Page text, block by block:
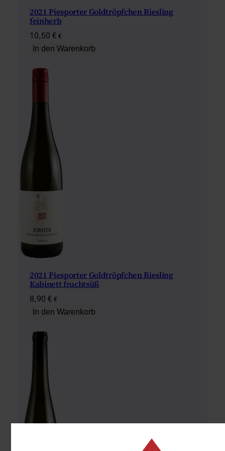
2021 Piesporter Goldtröpfchen Riesling
feinherb
10,50 € €
In den Warenkorb
2021 Piesporter Goldtröpfchen Riesling
Kabinett fruchtsüß
8,90 € €
In den Warenkorb